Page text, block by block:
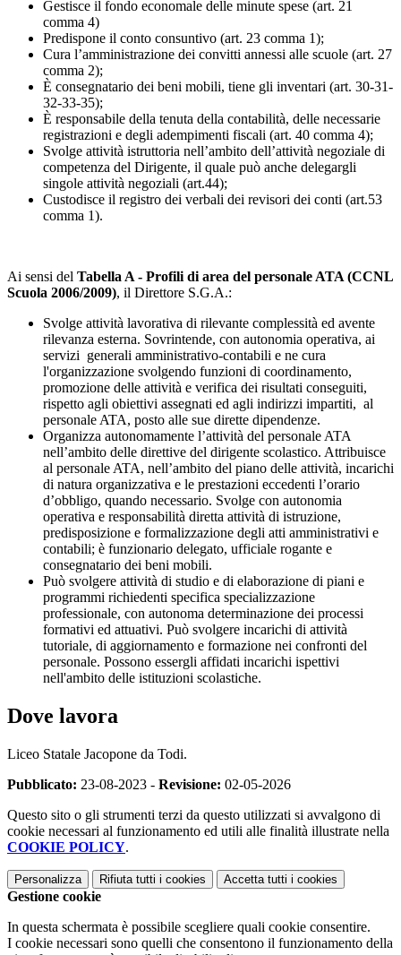
Gestisce il fondo economale delle minute spese (art. 21
comma 4)
Predispone il conto consuntivo (art. 23 comma 1);
Cura l’amministrazione dei convitti annessi alle scuole (art. 27
comma 2);
È consegnatario dei beni mobili, tiene gli inventari (art. 30-31-
32-33-35);
È responsabile della tenuta della contabilità, delle necessarie
registrazioni e degli adempimenti fiscali (art. 40 comma 4);
Svolge attività istruttoria nell’ambito dell’attività negoziale di
competenza del Dirigente, il quale può anche delegargli
singole attività negoziali (art.44);
Custodisce il registro dei verbali dei revisori dei conti (art.53
comma 1).
Ai sensi del Tabella A - Profili di area del personale ATA (CCNL
Scuola 2006/2009), il Direttore S.G.A.:
Svolge attività lavorativa di rilevante complessità ed avente
rilevanza esterna. Sovrintende, con autonomia operativa, ai
servizi generali amministrativo-contabili e ne cura
l'organizzazione svolgendo funzioni di coordinamento,
promozione delle attività e verifica dei risultati conseguiti,
rispetto agli obiettivi assegnati ed agli indirizzi impartiti, al
personale ATA, posto alle sue dirette dipendenze.
Organizza autonomamente l’attività del personale ATA
nell’ambito delle direttive del dirigente scolastico. Attribuisce
al personale ATA, nell’ambito del piano delle attività, incarichi
di natura organizzativa e le prestazioni eccedenti l’orario
d’obbligo, quando necessario. Svolge con autonomia
operativa e responsabilità diretta attività di istruzione,
predisposizione e formalizzazione degli atti amministrativi e
contabili; è funzionario delegato, ufficiale rogante e
consegnatario dei beni mobili.
Può svolgere attività di studio e di elaborazione di piani e
programmi richiedenti specifica specializzazione
professionale, con autonoma determinazione dei processi
formativi ed attuativi. Può svolgere incarichi di attività
tutoriale, di aggiornamento e formazione nei confronti del
personale. Possono essergli affidati incarichi ispettivi
nell'ambito delle istituzioni scolastiche.
Dove lavora
Liceo Statale Jacopone da Todi.
Pubblicato: 23-08-2023 - Revisione: 02-05-2026
Questo sito o gli strumenti terzi da questo utilizzati si avvalgono di
cookie necessari al funzionamento ed utili alle finalità illustrate nella
COOKIE POLICY.
Personalizza Rifiuta tutti i cookies Accetta tutti i cookies
Gestione cookie
In questa schermata è possibile scegliere quali cookie consentire.
I cookie necessari sono quelli che consentono il funzionamento della